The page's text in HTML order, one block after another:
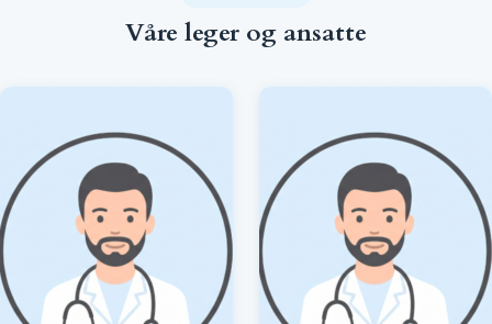
Våre leger og ansatte